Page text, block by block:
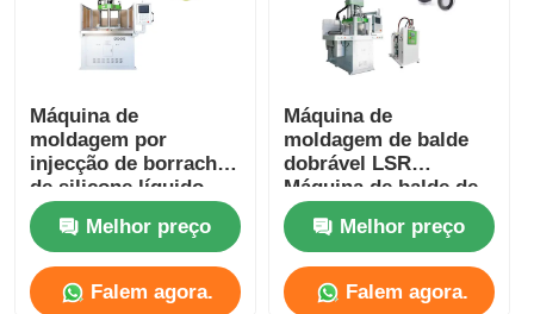
Máquina de
moldagem por
injecção de borracha
de silicone líquido
LSR Dual Color
Silicone Pacifier
Melhor preço
Falem agora.
Máquina de
moldagem de balde
dobrável LSR
Máquina de balde de
água de silicone
doméstico portátil
Melhor preço
Falem agora.